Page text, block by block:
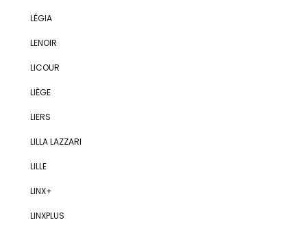
LÉGIA
LENOIR
LICOUR
LIÈGE
LIERS
LILLA LAZZARI
LILLE
LINX+
LINXPLUS